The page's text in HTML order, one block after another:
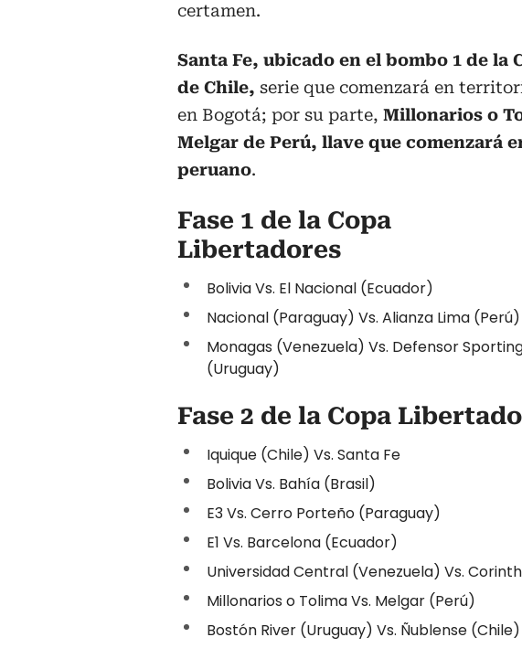
certamen.
Santa Fe, ubicado en el bombo 1 de la
de Chile, serie que comenzará en
en Bogotá; por su parte, Millonarios o
Melgar de Perú, llave que comenzará
peruano.
Fase 1 de la Copa
Libertadores
Bolivia Vs. El Nacional (Ecuador)
Nacional (Paraguay) Vs. Alianza Lima (Perú)
Monagas (Venezuela) Vs. Defensor
(Uruguay)
Fase 2 de la Copa
Iquique (Chile) Vs. Santa Fe
Bolivia Vs. Bahía (Brasil)
E3 Vs. Cerro Porteño (Paraguay)
E1 Vs. Barcelona (Ecuador)
Universidad Central (Venezuela) Vs.
Millonarios o Tolima Vs. Melgar (Perú)
Bostón River (Uruguay) Vs. Ñublense (Chile)